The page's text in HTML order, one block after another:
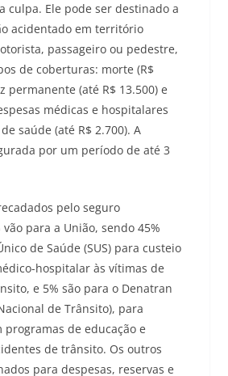
culpa. Ele pode ser destinado a
acidentado em território
passageiro ou pedestre,
de coberturas: morte (R$
permanente (até R$ 13.500) e
médicas e hospitalares
saúde (até R$ 2.700). A
por um período de até 3
pelo seguro
para a União, sendo 45%
de Saúde (SUS) para custeio
hospitalar às vítimas de
e 5% são para o Denatran
de Trânsito), para
de educação e
de trânsito. Os outros
para despesas, reservas e